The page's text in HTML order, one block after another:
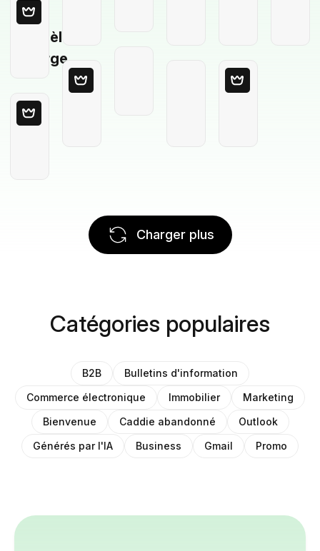
Modèle
Vierge
Charger plus
Catégories populaires
B2B
Bulletins d'information
Commerce électronique
Immobilier
Marketing
Bienvenue
Caddie abandonné
Outlook
Générés par l'IA
Business Gmail Promo